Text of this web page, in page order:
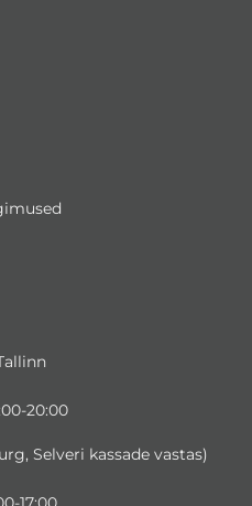
20:00
Selveri kassade vastas)
17:00